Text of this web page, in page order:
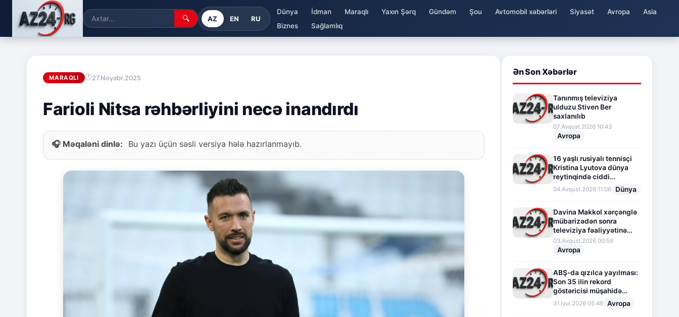
🔍 AZ EN RU
Dünya İdman Maraqlı Yaxın Şərq Gündəm Şou Avtomobil xəbərləri Siyasət Avropa
Asia
Biznes
Sağlamlıq
MARAQLI 27.Noyabr.2025
Farioli Nitsa rəhbərliyini necə inandırdı
🎧 Məqaləni dinlə: Bu yazı üçün səsli versiya hələ hazırlanmayıb.
Ən Son Xəbərlər
Tanınmış televiziya
ulduzu Stiven Ber
saxlanılıb
07.Avqust.2026 10:43
Avropa
16 yaşlı rusiyalı tennisçi
Kristina Lyutova dünya
reytinqində ciddi
irəliləyişə imza atdı
04.Avqust.2026 11:06 Dünya
Davina Makkol xərçənglə
mübarizədən sonra
televiziya fəaliyyətinə
fasilə verir
03.Avqust.2026 00:59
Avropa
ABŞ-da qızılca yayılması:
Son 35 ilin rekord
göstəricisi müşahidə
olunur
31.İyul.2026 05:46 Avropa